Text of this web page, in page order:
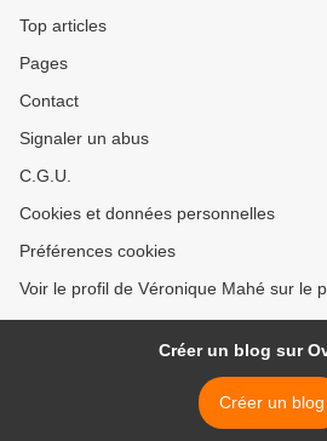
Top articles
Pages
Contact
Signaler un abus
C.G.U.
Cookies et données personnelles
Préférences cookies
Voir le profil de Véronique Mahé sur le
Créer un blog sur
Créer un blog